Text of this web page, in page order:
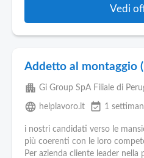
Vedi
Addetto al montaggio
apartment Gi Group SpA Filiale di
language helplavoro.it event_available 1
i nostri candidati verso le
più coerenti con le loro
Per azienda cliente leader nella